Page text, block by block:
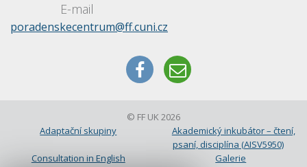
E-mail
poradenskecentrum@ff.cuni.cz
© FF UK 2026
Adaptační skupiny
Akademický inkubátor – čtení,
psaní, disciplína (AISV5950)
Consultation in English
Galerie